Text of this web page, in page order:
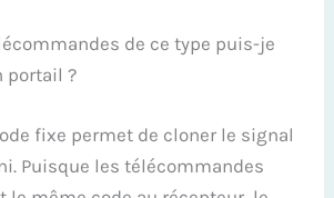
de ce type puis-je
portail ?
fixe permet de cloner le signal
Puisque les télécommandes